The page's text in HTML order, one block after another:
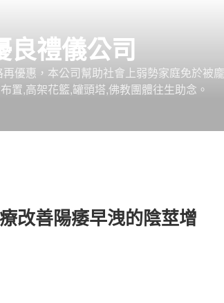
良禮儀公司
優惠，本公司幫助社會上弱勢家庭免於被
置,高架花籃,罐頭塔,佛教團體往生助念。
改善陽痿早洩的陰莖增